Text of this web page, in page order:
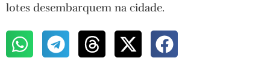
lotes desembarquem na cidade.